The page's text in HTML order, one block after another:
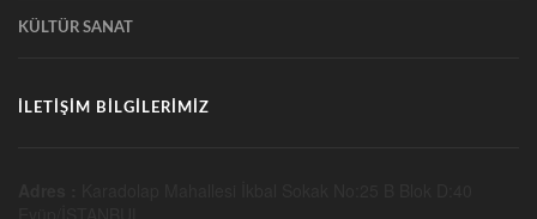
KÜLTÜR SANAT
İLETİŞİM BİLGİLERİMİZ